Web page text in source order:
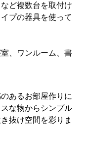
ど複数台を取付け
プの器具を使って
、ワンルーム、書
あるお部屋作りに
な物からシンプル
抜け空間を彩りま